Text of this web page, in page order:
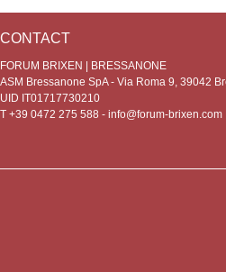
CONTACT
FORUM BRIXEN | BRESSANONE
ASM Bressanone SpA - Via Roma 9, 39042
UID IT01717730210
T +39 0472 275 588 - info@forum-brixen.com